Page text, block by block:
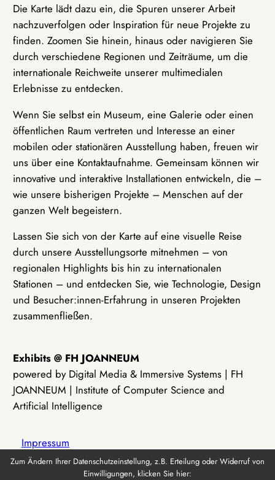
Die Karte lädt dazu ein, die Spuren unserer Arbeit
nachzuverfolgen oder Inspiration für neue Projekte zu
finden. Zoomen Sie hinein, hinaus oder navigieren Sie
durch verschiedene Regionen und Zeiträume, um die
internationale Reichweite unserer multimedialen
Erlebnisse zu entdecken.
Wenn Sie selbst ein Museum, eine Galerie oder einen
öffentlichen Raum vertreten und Interesse an einer
mobilen oder stationären Ausstellung haben, freuen wir
uns über eine Kontaktaufnahme. Gemeinsam können wir
innovative und interaktive Installationen entwickeln, die –
wie unsere bisherigen Projekte – Menschen auf der
ganzen Welt begeistern.
Lassen Sie sich von der Karte auf eine visuelle Reise
durch unsere Ausstellungsorte mitnehmen – von
regionalen Highlights bis hin zu internationalen
Stationen – und entdecken Sie, wie Technologie, Design
und Besucher:innen-Erfahrung in unseren Projekten
zusammenfließen.
Exhibits @ FH JOANNEUM
powered by Digital Media & Immersive Systems | FH
JOANNEUM | Institute of Computer Science and
Artificial Intelligence
Impressum
Zum Ändern Ihrer Datenschutzeinstellung, z.B. Erteilung oder Widerruf von
Einwilligungen, klicken Sie hier: